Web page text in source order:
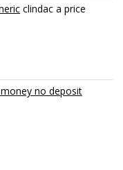
clindac a price
no deposit